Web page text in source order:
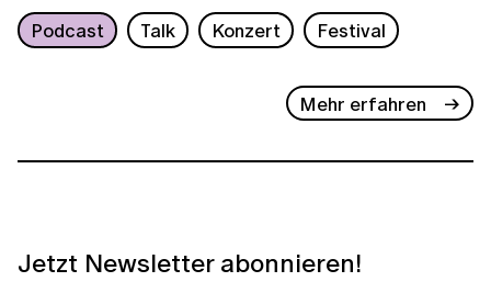
Podcast Talk Konzert Festival
Mehr erfahren
Jetzt Newsletter abonnieren!